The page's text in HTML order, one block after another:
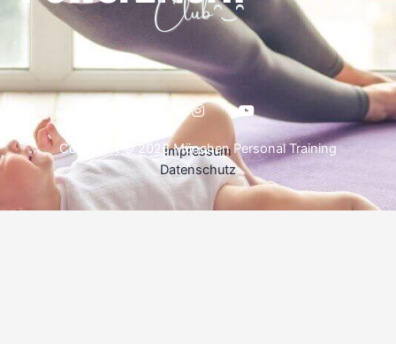
Impressum
Datenschutz
Copyright © 2026 München Personal Training